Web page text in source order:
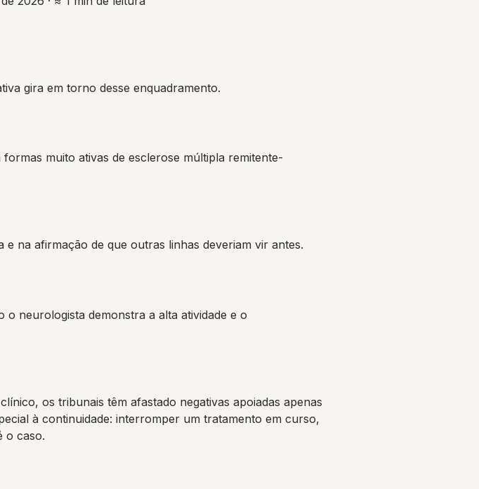
gira em torno desse enquadramento.
muito ativas de esclerose múltipla remitente-
na afirmação de que outras linhas deveriam vir antes.
neurologista demonstra a alta atividade e o
os tribunais têm afastado negativas apoiadas apenas
à continuidade: interromper um tratamento em curso,
o caso.